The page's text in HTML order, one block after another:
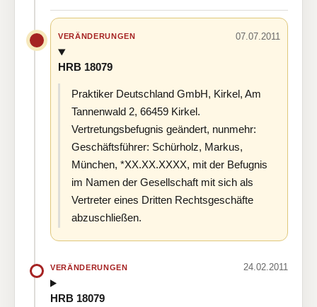
VERÄNDERUNGEN 07.07.2011
HRB 18079
Praktiker Deutschland GmbH, Kirkel, Am
Tannenwald 2, 66459 Kirkel.
Vertretungsbefugnis geändert, nunmehr:
Geschäftsführer: Schürholz, Markus,
München, *XX.XX.XXXX, mit der Befugnis
im Namen der Gesellschaft mit sich als
Vertreter eines Dritten Rechtsgeschäfte
abzuschließen.
VERÄNDERUNGEN 24.02.2011
HRB 18079